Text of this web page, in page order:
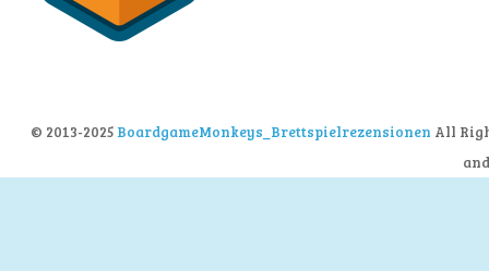
© 2013-2025 BoardgameMonkeys_Brettspielrezensionen All